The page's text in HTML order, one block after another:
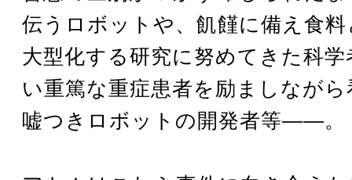
伝うロボットや、飢饉に備え食
大型化する研究に努めてきた科
い重篤な重症患者を励ましなが
嘘つきロボットの開発者等――。